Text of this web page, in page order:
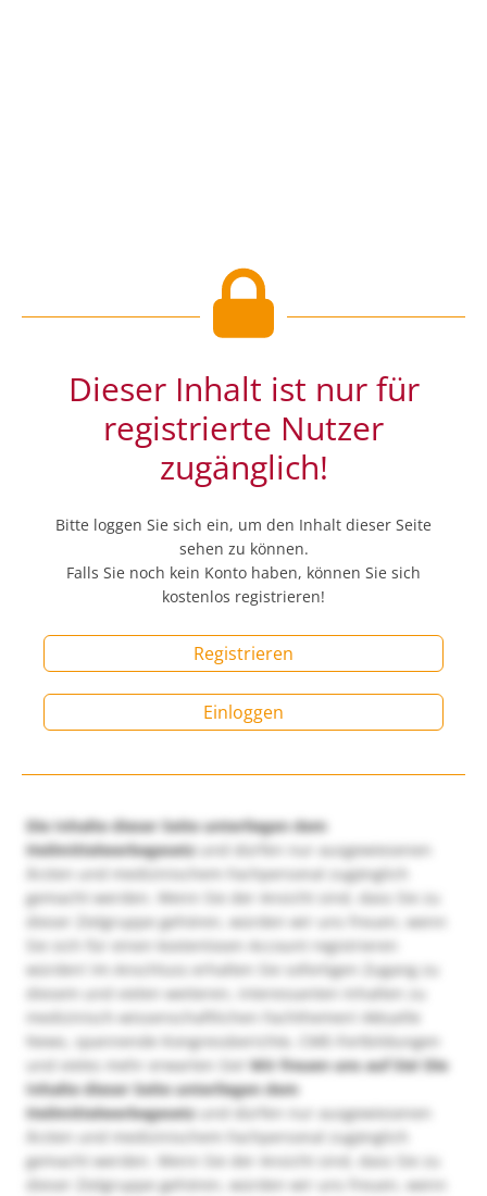
Dieser Inhalt ist nur für
registrierte Nutzer
zugänglich!
Bitte loggen Sie sich ein, um den Inhalt dieser Seite
sehen zu können.
Falls Sie noch kein Konto haben, können Sie sich
kostenlos registrieren!
Registrieren
Einloggen
Die Inhalte dieser Seite unterliegen dem
Heilmittelwerbegesetzund dürfen nur ausgewiesenen
Ärzten und medizinischem Fachpersonal zugänglich
gemacht werden. Wenn Sie der Ansicht sind, dass Sie zu
dieser Zielgruppe gehören, würden wir uns freuen, wenn
Sie sich für einen kostenlosen Account registrieren
würden! Im Anschluss erhalten Sie sofortigen Zugang zu
diesem und vielen weiteren, interessanten Inhalten zu
medizinisch-wissenschaftlichen Fachthemen! Aktuelle
News, spannende Kongressberichte, CME-Fortbildungen
und vieles mehr erwarten Sie!Wir freuen uns auf Sie! Die
Inhalte dieser Seite unterliegen dem
Heilmittelwerbegesetzund dürfen nur ausgewiesenen
Ärzten und medizinischem Fachpersonal zugänglich
gemacht werden. Wenn Sie der Ansicht sind, dass Sie zu
dieser Zielgruppe gehören, würden wir uns freuen, wenn